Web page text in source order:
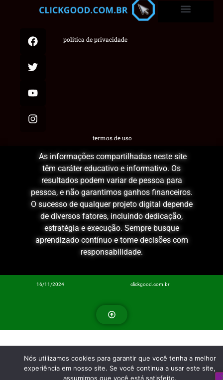
termos de uso
politica de privacidade
As informações compartilhadas neste site
têm caráter educativo e informativo. Os
resultados podem variar de pessoa para
pessoa, e não garantimos ganhos financeiros.
O sucesso de qualquer projeto digital depende
de diversos fatores, incluindo dedicação,
estratégia e execução. Sempre busque
aprendizado contínuo e tome decisões com
responsabilidade.
16/11/2024 clickgood.com.br
Nós utilizamos cookies para garantir que você tenha a melhor
experiência em nosso site. Se você continua a usar este site,
assumimos que você está satisfeito.